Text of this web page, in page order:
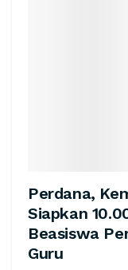
Perdana,
Siapkan
Beasiswa
Guru